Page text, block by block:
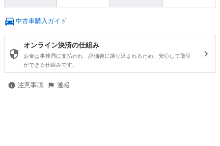
中古車購入ガイド
オンライン決済の仕組み
お金は事務局に支払われ、評価後に振り込まれるため、安心して取引
ができる仕組みです。
注意事項 通報